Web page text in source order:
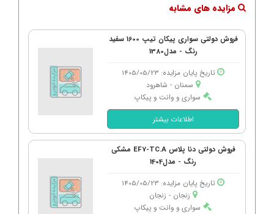
مزایده های مشابه
فروش دولتی سواری پیکان تیپ 1600 سفید
رنگ - مدل1380
تاریخ پایان مزایده: 1405/05/23
سمنان - شاهرود
سواری و وانت و پیکاپ
اطلاعات بیشتر
فروش دولتی دنا پلاس EF7-TC.A مشکی
رنگ - مدل1404
تاریخ پایان مزایده: 1405/05/23
زنجان - زنجان
سواری و وانت و پیکاپ